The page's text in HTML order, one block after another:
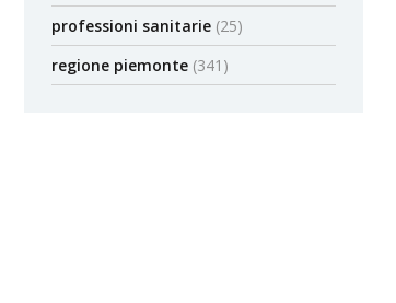
professioni sanitarie (25)
regione piemonte (341)